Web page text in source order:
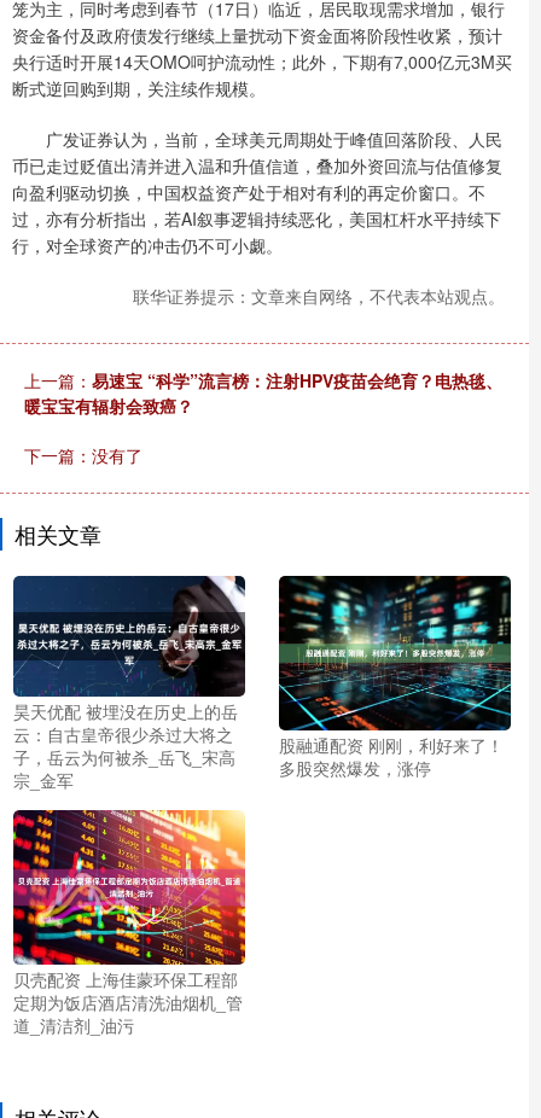
笼为主，同时考虑到春节（17日）临近，居民取现需求增加，银行
资金备付及政府债发行继续上量扰动下资金面将阶段性收紧，预计
央行适时开展14天OMO呵护流动性；此外，下期有7,000亿元3M买
断式逆回购到期，关注续作规模。
广发证券认为，当前，全球美元周期处于峰值回落阶段、人民
币已走过贬值出清并进入温和升值信道，叠加外资回流与估值修复
向盈利驱动切换，中国权益资产处于相对有利的再定价窗口。不
过，亦有分析指出，若AI叙事逻辑持续恶化，美国杠杆水平持续下
行，对全球资产的冲击仍不可小觑。
联华证券提示：文章来自网络，不代表本站观点。
上一篇： 易速宝 “科学”流言榜：注射HPV疫苗会绝育？电热毯、
暖宝宝有辐射会致癌？
下一篇：没有了
相关文章
昊天优配 被埋没在历史上的岳
云：自古皇帝很少杀过大将之
子，岳云为何被杀_岳飞_宋高
宗_金军
股融通配资 刚刚，利好来了！
多股突然爆发，涨停
贝壳配资 上海佳蒙环保工程部
定期为饭店酒店清洗油烟机_管
道_清洁剂_油污